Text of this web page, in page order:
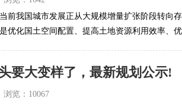
前我国城市发展正从大规模增量扩张阶段转向
优化国土空间配置、提高土地资源利用效率、优
要大变样了，最新规划公示!
浏览：10067